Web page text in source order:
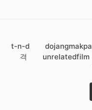
t-n-d dojangmakpa
격
unrelatedfilm